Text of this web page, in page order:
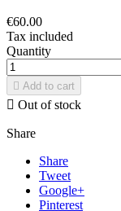
€60.00
Tax included
Quantity
 Add to cart
 Out of stock
Share
Share
Tweet
Google+
Pinterest